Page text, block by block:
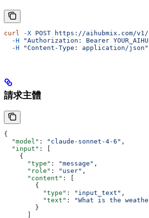
curl -X POST https://aihubmix.com/v1/
  -H
"Authorization: Bearer
  -H
"Content-Type: application/json"
請求主體
{
  "model"
: "claude-sonnet-4-6" ,
  "input"
: [
    {
      "type"
: "message" ,
      "role"
: "user" ,
      "content"
: [
        {
          "type"
: "input_text" ,
          "text"
:
"What is the
        }